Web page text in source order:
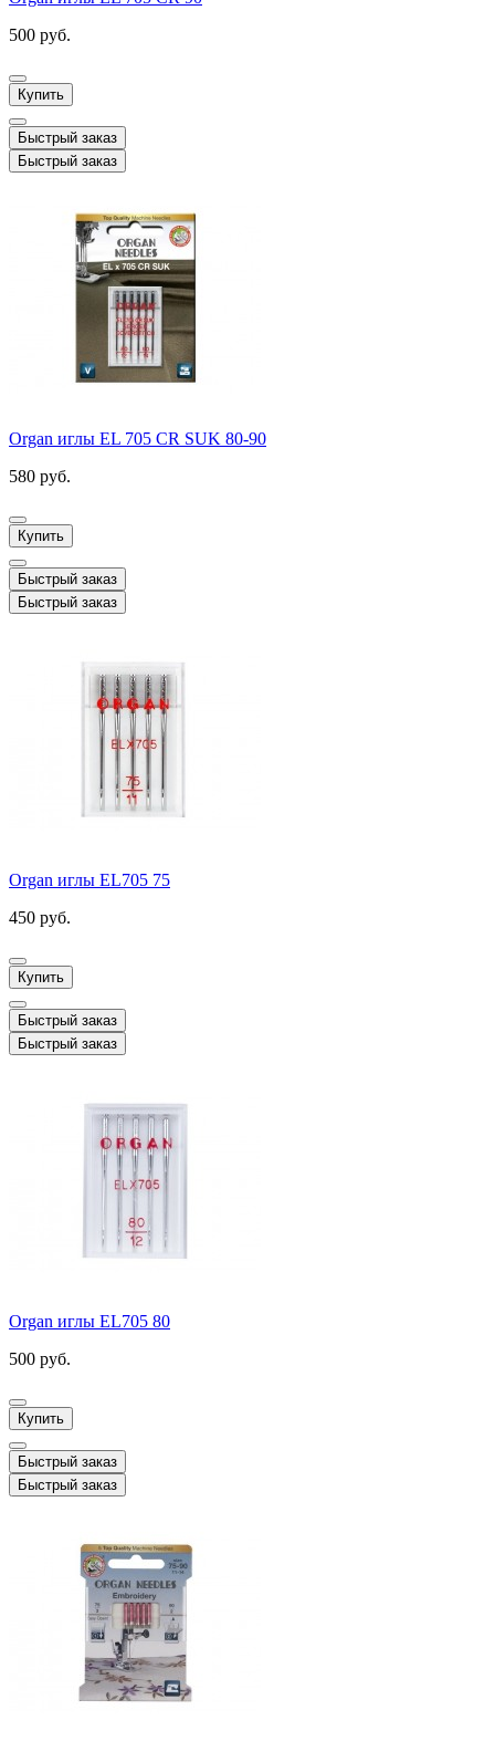
500 руб.
Купить
Быстрый заказ
Быстрый заказ
Organ иглы EL 705 CR SUK 80-90
580 руб.
Купить
Быстрый заказ
Быстрый заказ
Organ иглы EL705 75
450 руб.
Купить
Быстрый заказ
Быстрый заказ
Organ иглы EL705 80
500 руб.
Купить
Быстрый заказ
Быстрый заказ